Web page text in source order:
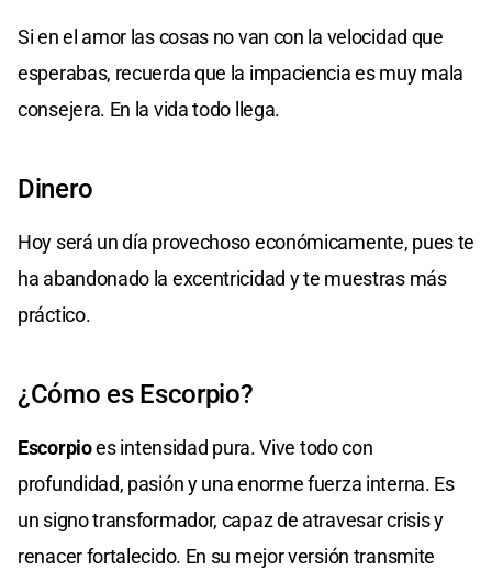
Si en el amor las cosas no van con la velocidad que
esperabas, recuerda que la impaciencia es muy mala
consejera. En la vida todo llega.
Dinero
Hoy será un día provechoso económicamente, pues te
ha abandonado la excentricidad y te muestras más
práctico.
¿Cómo es Escorpio?
Escorpioes intensidad pura. Vive todo con
profundidad, pasión y una enorme fuerza interna. Es
un signo transformador, capaz de atravesar crisis y
renacer fortalecido. En su mejor versión transmite